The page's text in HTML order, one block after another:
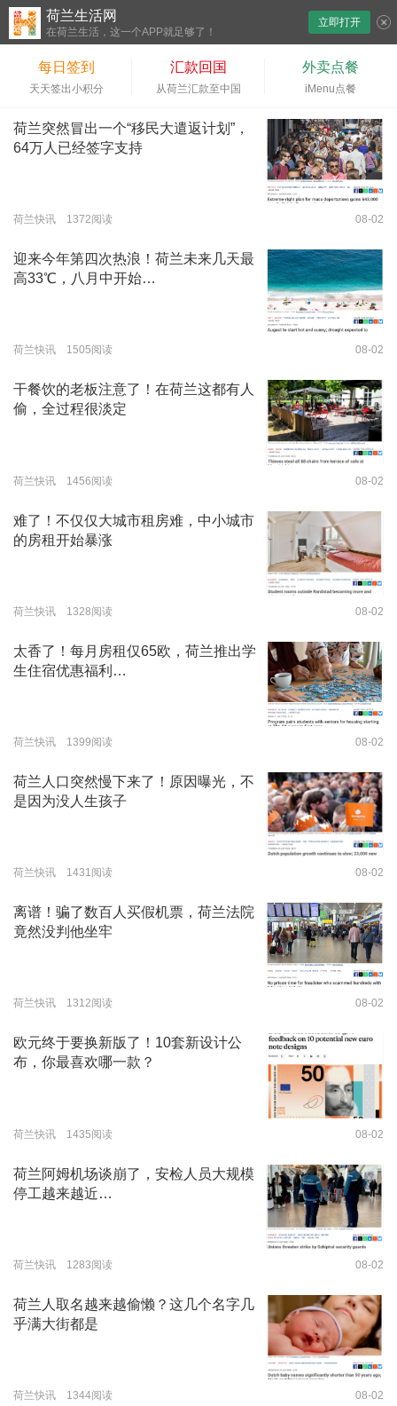
荷兰生活网
在荷兰生活，这一个APP就足够了！
立即打开
每日签到
天天签出小积分
汇款回国
从荷兰汇款至中国
外卖点餐
iMenu点餐
荷兰突然冒出一个“移民大遣返计划”，
64万人已经签字支持
荷兰快讯 1372阅读 08-02
迎来今年第四次热浪！荷兰未来几天最
高33℃，八月中开始…
荷兰快讯 1505阅读 08-02
干餐饮的老板注意了！在荷兰这都有人
偷，全过程很淡定
荷兰快讯 1456阅读 08-02
难了！不仅仅大城市租房难，中小城市
的房租开始暴涨
荷兰快讯 1328阅读 08-02
太香了！每月房租仅65欧，荷兰推出学
生住宿优惠福利…
荷兰快讯 1399阅读 08-02
荷兰人口突然慢下来了！原因曝光，不
是因为没人生孩子
荷兰快讯 1431阅读 08-02
离谱！骗了数百人买假机票，荷兰法院
竟然没判他坐牢
荷兰快讯 1312阅读 08-02
欧元终于要换新版了！10套新设计公
布，你最喜欢哪一款？
荷兰快讯 1435阅读 08-02
荷兰阿姆机场谈崩了，安检人员大规模
停工越来越近…
荷兰快讯 1283阅读 08-02
荷兰人取名越来越偷懒？这几个名字几
乎满大街都是
荷兰快讯 1344阅读 08-02